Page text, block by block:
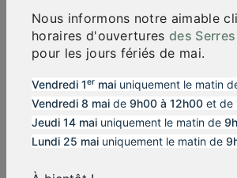
Nous informons notre aimable
horaires d'ouverturesdes Serres
pour les jours fériés de mai.
Vendredi 1er mai uniquement le matin
Vendredi 8 mai de 9h00 à 12h00 et de
Jeudi 14 mai uniquement le matin de
Lundi 25 mai uniquement le matin de
par le rosier arbustif, vous
forcément celui qui
attentes.
Notre équipe de passionnés est
conseiller dans le choix de
fonction de vos besoins et
environnement. Que vous